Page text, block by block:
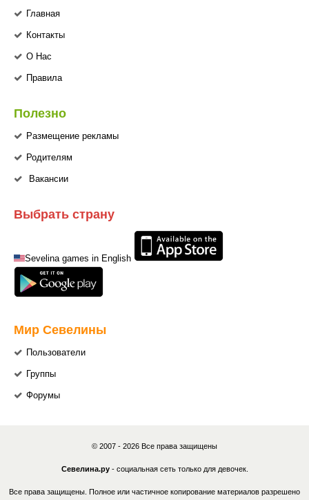
Главная
Контакты
О Нас
Правила
Полезно
Размещение рекламы
Родителям
Вакансии
Выбрать страну
Sevelina games in English
Мир Севелины
Пользователи
Группы
Форумы
© 2007 - 2026 Все права защищены
Севелина.ру- социальная сеть только для девочек.
Все права защищены. Полное или частичное копирование материалов разрешено